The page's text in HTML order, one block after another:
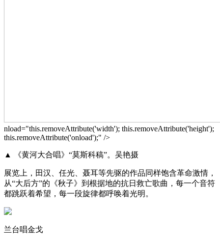
nload="this.removeAttribute('width'); this.removeAttribute('height');
this.removeAttribute('onload');" />
▲ 《黄河大合唱》“莫斯科稿”。吴艳摄
展览上，田汉、任光、聂耳等先驱的作品同样饱含革命激情，
从“大后方”的《秋子》到根据地的抗日救亡歌曲，每一个音符
都跳跃着希望，每一段旋律都呼唤着光明。
兰台唱金戈